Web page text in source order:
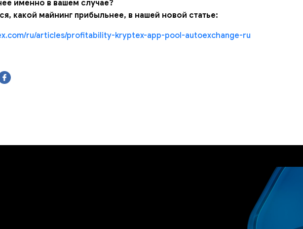
именно в вашем случае?
какой майнинг прибыльнее, в нашей новой статье:
ru/articles/profitability-kryptex-app-pool-autoexchange-ru